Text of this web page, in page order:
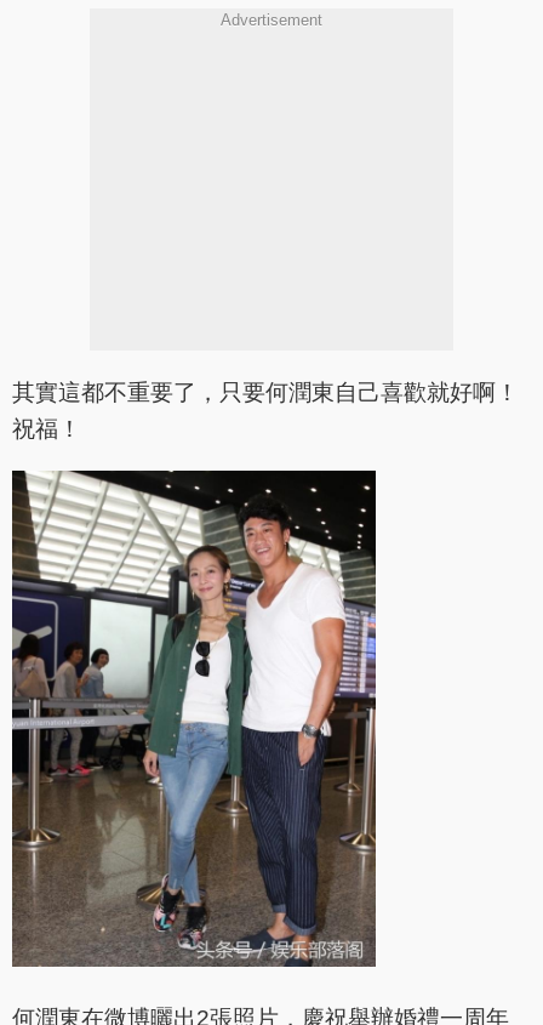
Advertisement
其實這都不重要了，只要何潤東自己喜歡就好啊！
祝福！
何潤東在微博曬出2張照片，慶祝舉辦婚禮一周年